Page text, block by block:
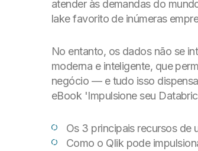
atender às demandas do
lake favorito de inúmeras
No entanto, os dados não se
moderna e inteligente, que
negócio — e tudo isso
eBook 'Impulsione seu
Os 3 principais recursos de
Como o Qlik pode